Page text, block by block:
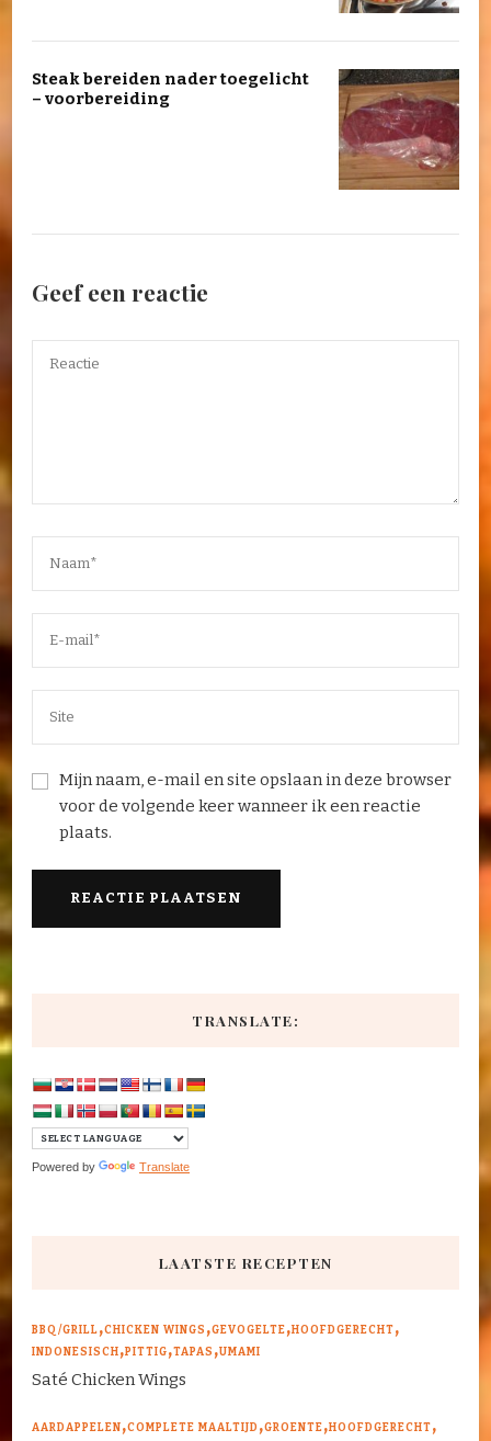
Steak bereiden nader toegelicht
– voorbereiding
Geef een reactie
Mijn naam, e-mail en site opslaan in deze browser
voor de volgende keer wanneer ik een reactie
plaats.
TRANSLATE:
Powered by Translate
LAATSTE RECEPTEN
BBQ/GRILL CHICKEN WINGS GEVOGELTE HOOFDGERECHT
INDONESISCH PITTIG TAPAS UMAMI
Saté Chicken Wings
AARDAPPELEN COMPLETE MAALTIJD GROENTE HOOFDGERECHT